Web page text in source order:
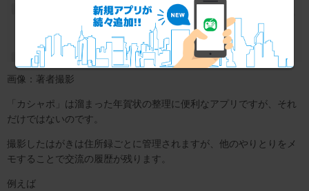
画像：著者撮影
「カシャポ」は溜まった年賀状の整理に便利なアプリですが、それ
だけではないのです。
撮影したはがきは住所録ごとに管理されますが、他のやりとりをメ
モすることで交流の履歴が残ります。
例えば